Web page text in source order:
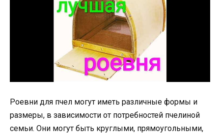
Роевни для пчел могут иметь различные формы и
размеры, в зависимости от потребностей пчелиной
семьи. Они могут быть круглыми, прямоугольными,